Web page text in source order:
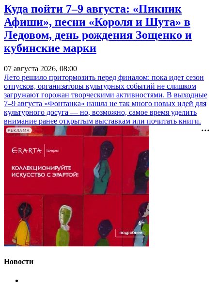
Куда пойти 7–9 августа: «Пикник
Афиши», песни «Короля и Шута» в
Ледовом, день рождения Зощенко и
кубинские марки
07 августа 2026, 08:00
Лето решило притормозить перед финалом: пока идет сезон
отпусков, организаторы культурных событий не слишком
загружают горожан творческими активностями. В выходные
7–9 августа «Фонтанка» нашла не так много новых идей для
культурного досуга — но, возможно, самое время уделить
внимание ранее открытым выставкам или почитать книги.
РЕКЛАМА
Новости